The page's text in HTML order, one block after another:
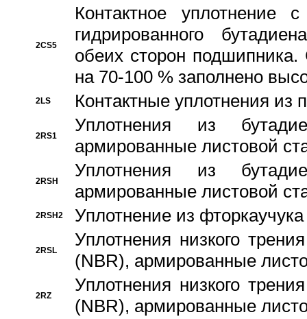
2CS5
Контактное уплотнение
гидрированного
обеих сторон
на 70-100 % заполнено
2LS Контактные уплотнения из
2RS1
Уплотнения из
армированные листовой
2RSH
Уплотнения из
армированные листовой
2RSH2 Уплотнение из
2RSL
Уплотнения низкого
(NBR), армированные
2RZ
Уплотнения низкого
(NBR), армированные